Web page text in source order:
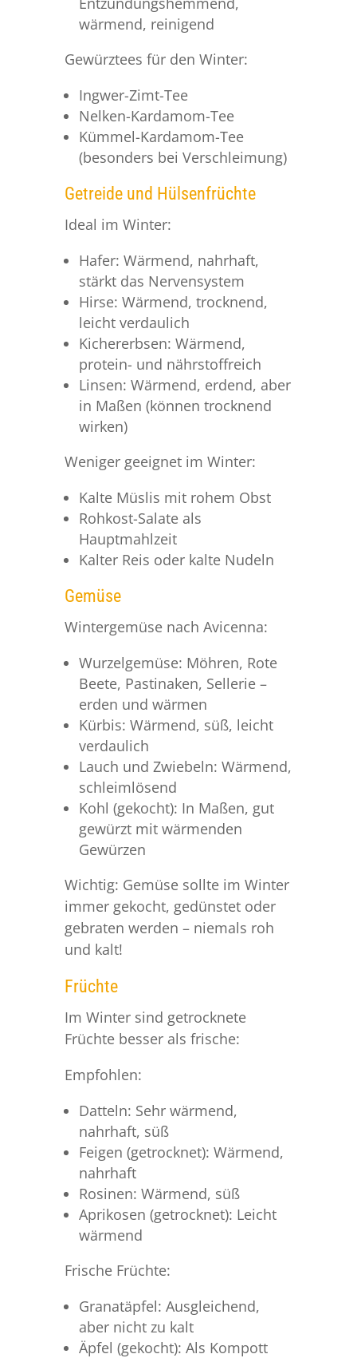
wärmend, reinigend
Gewürztees für den Winter:
Ingwer-Zimt-Tee
Nelken-Kardamom-Tee
Kümmel-Kardamom-Tee
(besonders bei Verschleimung)
Getreide und Hülsenfrüchte
Ideal im Winter:
Hafer: Wärmend, nahrhaft,
stärkt das Nervensystem
Hirse: Wärmend, trocknend,
leicht verdaulich
Kichererbsen: Wärmend,
protein- und nährstoffreich
Linsen: Wärmend, erdend, aber
in Maßen (können trocknend
wirken)
Weniger geeignet im Winter:
Kalte Müslis mit rohem Obst
Rohkost-Salate als
Hauptmahlzeit
Kalter Reis oder kalte Nudeln
Gemüse
Wintergemüse nach Avicenna:
Wurzelgemüse: Möhren, Rote
Beete, Pastinaken, Sellerie –
erden und wärmen
Kürbis: Wärmend, süß, leicht
verdaulich
Lauch und Zwiebeln: Wärmend,
schleimlösend
Kohl (gekocht): In Maßen, gut
gewürzt mit wärmenden
Gewürzen
Wichtig: Gemüse sollte im Winter
immer gekocht, gedünstet oder
gebraten werden – niemals roh
und kalt!
Früchte
Im Winter sind getrocknete
Früchte besser als frische:
Empfohlen:
Datteln: Sehr wärmend,
nahrhaft, süß
Feigen (getrocknet): Wärmend,
nahrhaft
Rosinen: Wärmend, süß
Aprikosen (getrocknet): Leicht
wärmend
Frische Früchte:
Granatäpfel: Ausgleichend,
aber nicht zu kalt
Äpfel (gekocht): Als Kompott